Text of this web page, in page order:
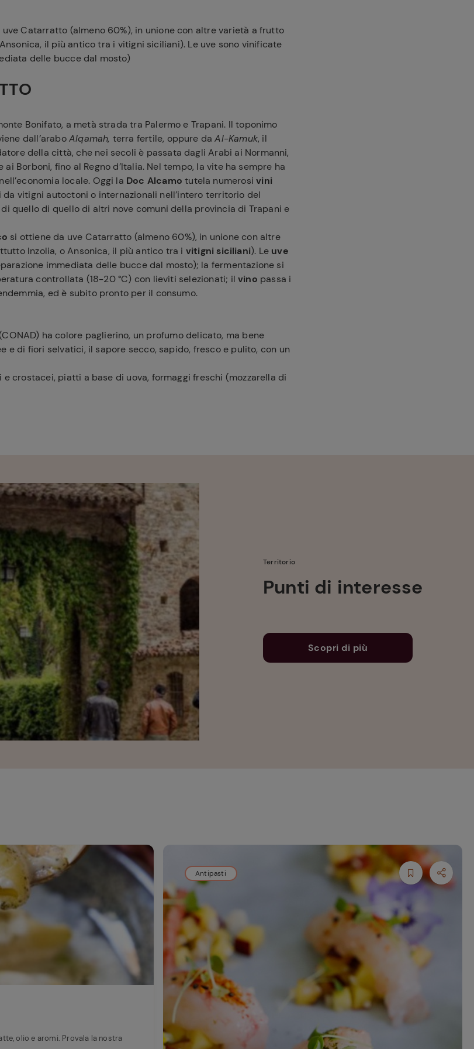
uve Catarratto (almeno 60%), in unione con altre varietà a frutto
il più antico tra i vitigni siciliani). Le uve sono vinificate
delle bucce dal mosto)
Bonifato, a metà strada tra Palermo e Trapani. Il toponimo
dall’araboAlqamah, terra fertile, oppure daAl-Kamuk, il
della città, che nei secoli è passata dagli Arabi ai Normanni,
Borboni, fino al Regno d’Italia. Nel tempo, la vite ha sempre ha
locale. Oggi la Doc Alcamo tutela numerosivini
vitigni autoctoni o internazionali nell’intero territorio del
quello di quello di altri nove comuni della provincia di Trapani e
si ottiene da uve Catarratto (almeno 60%), in unione con altre
Inzolia, o Ansonica, il più antico tra i vitigni siciliani). Le uve
immediata delle bucce dal mosto); la fermentazione si
controllata (18-20 °C) con lieviti selezionati; ilvino passa i
ed è subito pronto per il consumo.
ha colore paglierino, un profumo delicato, ma bene
e di fiori selvatici, il sapore secco, sapido, fresco e pulito, con un
e crostacei, piatti a base di uova, formaggi freschi (mozzarella di
Territorio
Punti di interesse
Scopri di più
olio e aromi. Provala la nostra
Antipasti